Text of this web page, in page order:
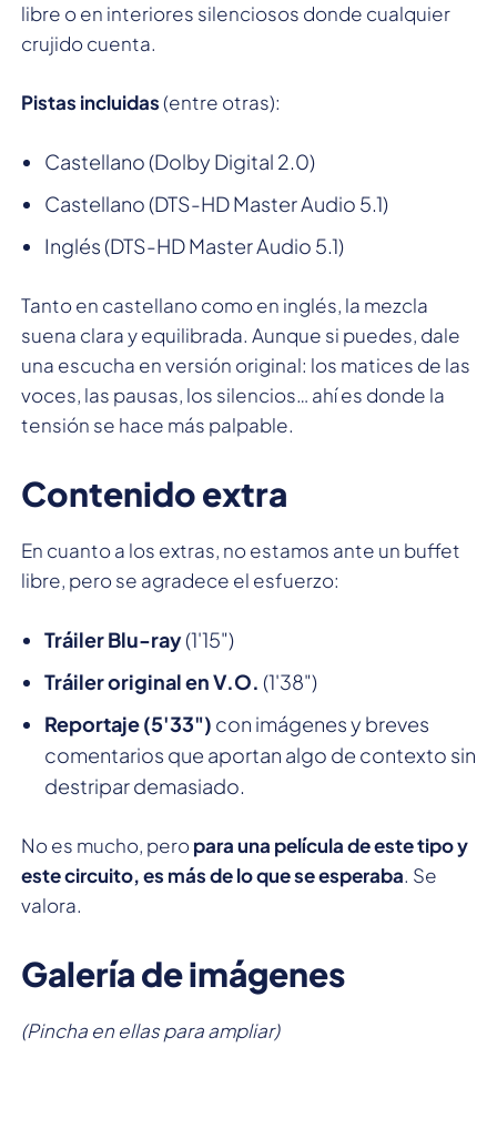
libre o en interiores silenciosos donde cualquier
crujido cuenta.
Pistas incluidas(entre otras):
Castellano (Dolby Digital 2.0)
Castellano (DTS-HD Master Audio 5.1)
Inglés (DTS-HD Master Audio 5.1)
Tanto en castellano como en inglés, la mezcla
suena clara y equilibrada. Aunque si puedes, dale
una escucha en versión original: los matices de las
voces, las pausas, los silencios… ahí es donde la
tensión se hace más palpable.
Contenido extra
En cuanto a los extras, no estamos ante un buffet
libre, pero se agradece el esfuerzo:
Tráiler Blu-ray(1'15")
Tráiler original en V.O. (1'38")
Reportaje (5'33") con imágenes y breves
comentarios que aportan algo de contexto sin
destripar demasiado.
No es mucho, peropara una película de este tipo y
este circuito, es más de lo que se esperaba. Se
valora.
Galería de imágenes
(Pincha en ellas para ampliar)